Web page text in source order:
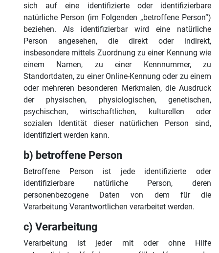
sich auf eine identifizierte oder identifizierbare
natürliche Person (im Folgenden „betroffene Person“)
beziehen. Als identifizierbar wird eine natürliche
Person angesehen, die direkt oder indirekt,
insbesondere mittels Zuordnung zu einer Kennung wie
einem Namen, zu einer Kennnummer, zu
Standortdaten, zu einer Online-Kennung oder zu einem
oder mehreren besonderen Merkmalen, die Ausdruck
der physischen, physiologischen, genetischen,
psychischen, wirtschaftlichen, kulturellen oder
sozialen Identität dieser natürlichen Person sind,
identifiziert werden kann.
b) betroffene Person
Betroffene Person ist jede identifizierte oder
identifizierbare natürliche Person, deren
personenbezogene Daten von dem für die
Verarbeitung Verantwortlichen verarbeitet werden.
c) Verarbeitung
Verarbeitung ist jeder mit oder ohne Hilfe